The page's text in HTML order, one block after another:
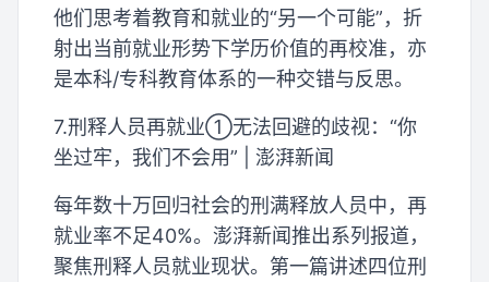
他们思考着教育和就业的“另一个可能”，折
射出当前就业形势下学历价值的再校准，亦
是本科/专科教育体系的一种交错与反思。
7.刑释人员再就业①无法回避的歧视：“你
坐过牢，我们不会用” | 澎湃新闻
每年数十万回归社会的刑满释放人员中，再
就业率不足40%。澎湃新闻推出系列报道，
聚焦刑释人员就业现状。第一篇讲述四位刑